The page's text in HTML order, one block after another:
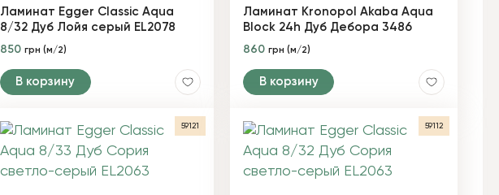
Ламинат Egger Classic Aqua
8/32 Дуб Лойя серый EL2078
850 грн (м/2)
В корзину
Ламинат Kronopol Akaba Aqua
Block 24h Дуб Дебора 3486
860грн (м/2)
В корзину
59121 59112